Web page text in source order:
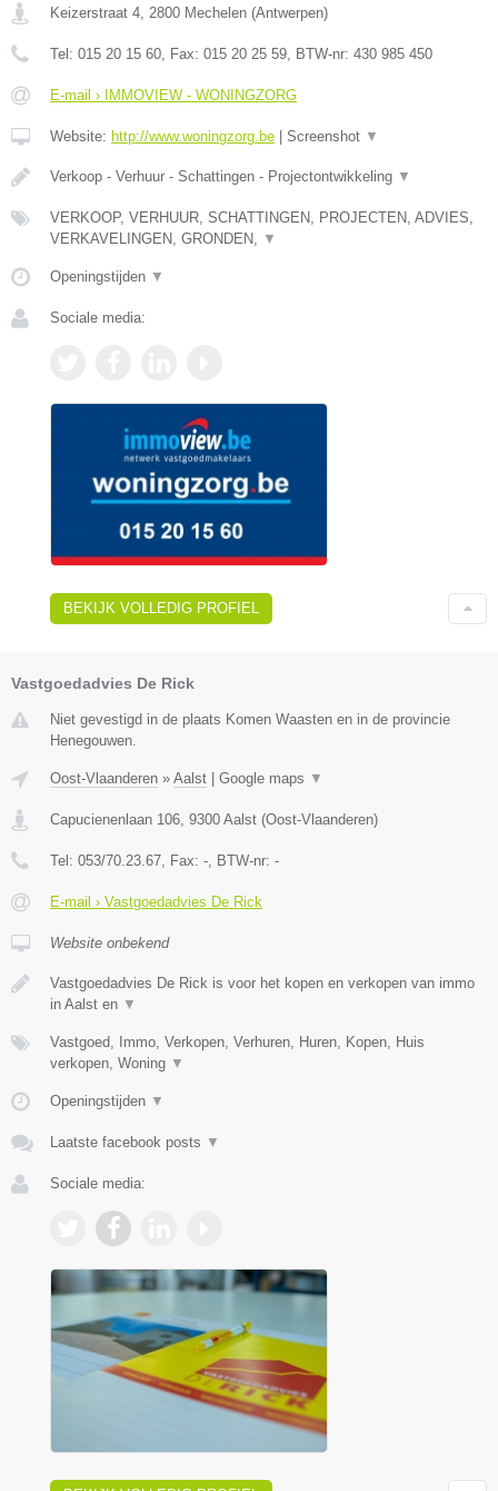
Keizerstraat 4 2800 Mechelen (Antwerpen)
Tel: 015 20 15 60 , Fax: 015 20 25 59 , BTW-nr: 430 985 450
E-mail › IMMOVIEW - WONINGZORG
Website: http://www.woningzorg.be Screenshot ▼
Verkoop - Verhuur - Schattingen - Projectontwikkeling ▼
VERKOOP, VERHUUR, SCHATTINGEN, PROJECTEN, ADVIES,
VERKAVELINGEN, GRONDEN,
▼
Openingstijden ▼
Sociale media:
BEKIJK VOLLEDIG PROFIEL
Vastgoedadvies De Rick
Niet gevestigd in de plaats Komen Waasten en in de provincie
Henegouwen.
Oost-Vlaanderen » Aalst Google maps ▼
Capucienenlaan 106 9300 Aalst (Oost-Vlaanderen)
Tel: 053/70.23.67 , Fax: - , BTW-nr: -
E-mail › Vastgoedadvies De Rick
Website onbekend
Vastgoedadvies De Rick is voor het kopen en verkopen van immo
in Aalst en ▼
Vastgoed, Immo, Verkopen, Verhuren, Huren, Kopen, Huis
verkopen, Woning ▼
Openingstijden ▼
Laatste facebook posts ▼
Sociale media: